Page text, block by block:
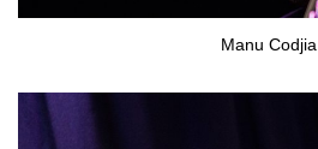
Manu Codjia